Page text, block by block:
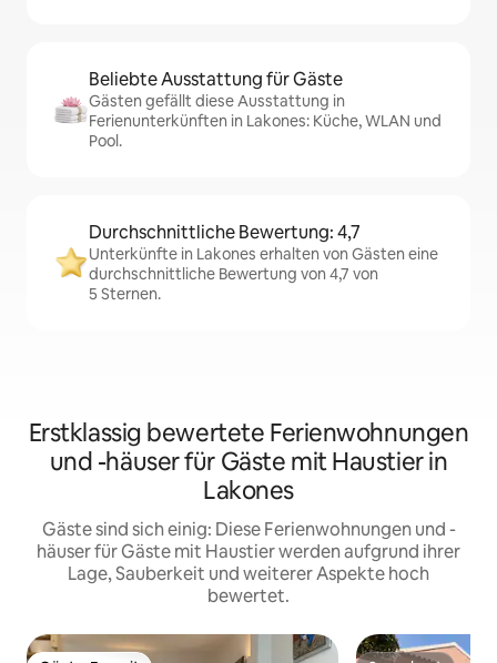
Beliebte Ausstattung für Gäste
Gästen gefällt diese Ausstattung in
Ferienunterkünften in Lakones: Küche, WLAN und
Pool.
Durchschnittliche Bewertung: 4,7
Unterkünfte in Lakones erhalten von Gästen eine
durchschnittliche Bewertung von 4,7 von
5 Sternen.
Erstklassig bewertete Ferienwohnungen
und -häuser für Gäste mit Haustier in
Lakones
Gäste sind sich einig: Diese Ferienwohnungen und -
häuser für Gäste mit Haustier werden aufgrund ihrer
Lage, Sauberkeit und weiterer Aspekte hoch
bewertet.